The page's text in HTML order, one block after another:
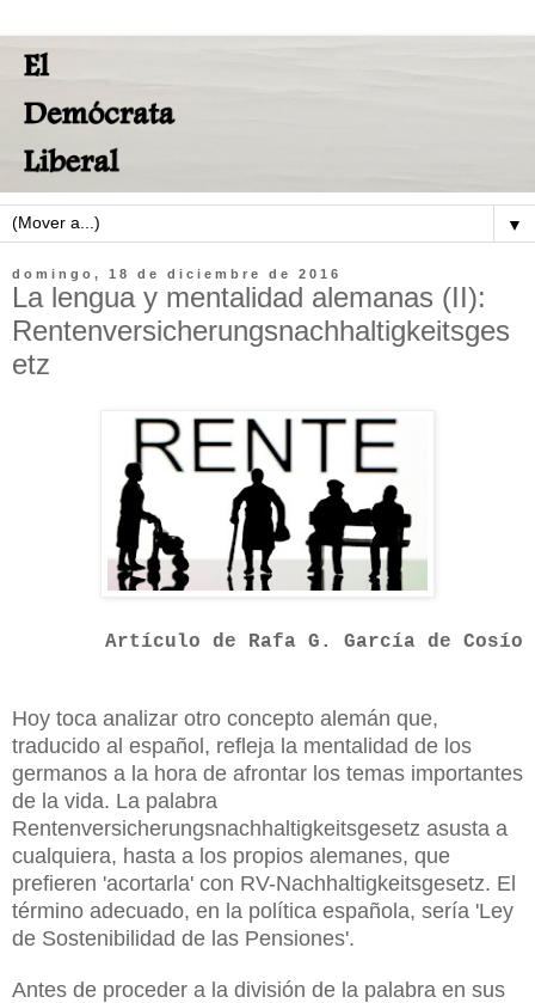
▼
domingo, 18 de diciembre de 2016
La lengua y mentalidad alemanas (II):
Rentenversicherungsnachhaltigkeitsges
etz
Artículo de Rafa G. García de Cosío
Hoy toca analizar otro concepto alemán que,
traducido al español, refleja la mentalidad de los
germanos a la hora de afrontar los temas importantes
de la vida. La palabra
Rentenversicherungsnachhaltigkeitsgesetz asusta a
cualquiera, hasta a los propios alemanes, que
prefieren 'acortarla' con RV-Nachhaltigkeitsgesetz. El
término adecuado, en la política española, sería 'Ley
de Sostenibilidad de las Pensiones'.
Antes de proceder a la división de la palabra en sus